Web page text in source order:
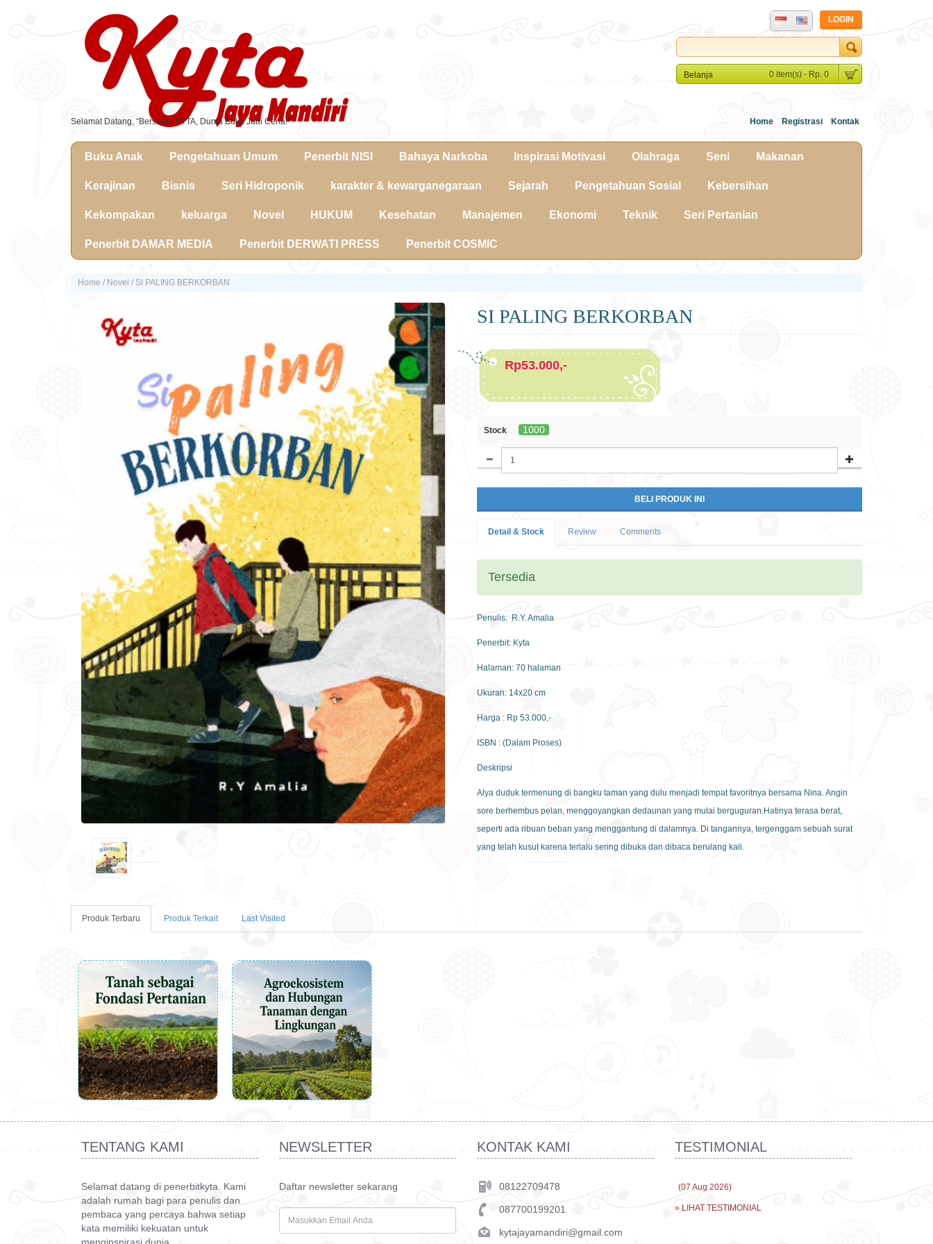
LOGIN
Belanja 0 item(s) - Rp. 0
Selamat Datang, “Bersama KYTA, Dunia Buku Jadi Ceria!” Home Registrasi Kontak
Buku Anak Pengetahuan Umum Penerbit NISI Bahaya Narkoba Inspirasi Motivasi Olahraga Seni Makanan
Kerajinan Bisnis Seri Hidroponik karakter & kewarganegaraan Sejarah Pengetahuan Sosial Kebersihan
Kekompakan keluarga Novel HUKUM Kesehatan Manajemen Ekonomi Teknik Seri Pertanian
Penerbit DAMAR MEDIA Penerbit DERWATI PRESS Penerbit COSMIC
Home / Novel / SI PALING BERKORBAN
SI PALING BERKORBAN
Rp53.000,-
Stock 1000
Detail & Stock Review Comments
Tersedia
Penulis: R.Y. Amalia
Penerbit: Kyta
Halaman: 70 halaman
Ukuran: 14x20 cm
Harga : Rp 53.000,-
ISBN : (Dalam Proses)
Deskripsi
Alya duduk termenung di bangku taman yang dulu menjadi tempat favoritnya bersama Nina. Angin
sore berhembus pelan, menggoyangkan dedaunan yang mulai berguguran.Hatinya terasa berat,
seperti ada ribuan beban yang menggantung di dalamnya. Di tangannya, tergenggam sebuah surat
yang telah kusut karena terlalu sering dibuka dan dibaca berulang kali.
Produk Terbaru Produk Terkait Last Visited
TENTANG KAMI
Selamat datang di penerbitkyta. Kami
adalah rumah bagi para penulis dan
pembaca yang percaya bahwa setiap
kata memiliki kekuatan untuk
menginspirasi dunia.
NEWSLETTER
Daftar newsletter sekarang
KONTAK KAMI
08122709478
087700199201
kytajayamandiri@gmail.com
TESTIMONIAL
(07 Aug 2026)
» LIHAT TESTIMONIAL